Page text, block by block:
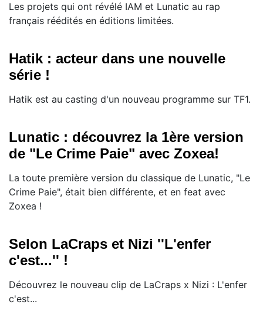
Les projets qui ont révélé IAM et Lunatic au rap
français réédités en éditions limitées.
Hatik : acteur dans une nouvelle
série !
Hatik est au casting d'un nouveau programme sur TF1.
Lunatic : découvrez la 1ère version
de "Le Crime Paie" avec Zoxea!
La toute première version du classique de Lunatic, "Le
Crime Paie", était bien différente, et en feat avec
Zoxea !
Selon LaCraps et Nizi ''L'enfer
c'est...'' !
Découvrez le nouveau clip de LaCraps x Nizi : L'enfer
c'est...